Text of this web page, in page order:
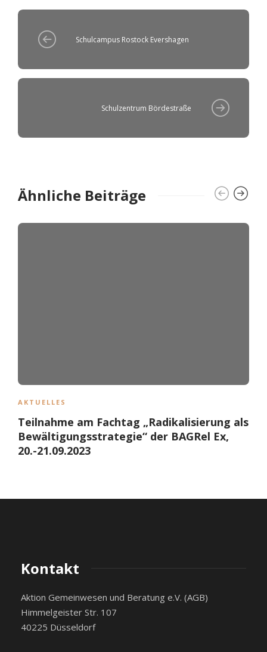
Schulcampus Rostock Evershagen
Schulzentrum Bördestraße
Ähnliche Beiträge
AKTUELLES
Teilnahme am Fachtag „Radikalisierung als
Bewältigungsstrategie“ der BAGRel Ex,
20.-21.09.2023
Kontakt
Aktion Gemeinwesen und Beratung e.V. (AGB)
Himmelgeister Str. 107
40225 Düsseldorf